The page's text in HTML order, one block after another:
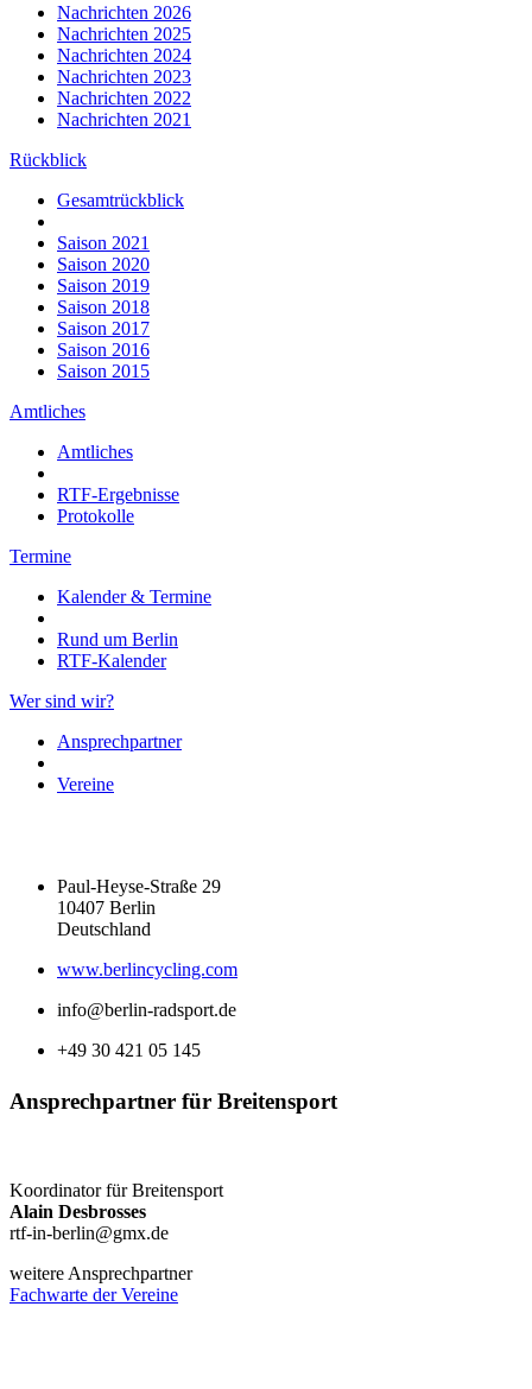
Nachrichten 2026
Nachrichten 2025
Nachrichten 2024
Nachrichten 2023
Nachrichten 2022
Nachrichten 2021
Rückblick
Gesamtrückblick
Saison 2021
Saison 2020
Saison 2019
Saison 2018
Saison 2017
Saison 2016
Saison 2015
Amtliches
Amtliches
RTF-Ergebnisse
Protokolle
Termine
Kalender & Termine
Rund um Berlin
RTF-Kalender
Wer sind wir?
Ansprechpartner
Vereine
Paul-Heyse-Straße 29
10407 Berlin
Deutschland
www.berlincycling.com
info@berlin-radsport.de
+49 30 421 05 145
Ansprechpartner für Breitensport
Koordinator für Breitensport
Alain Desbrosses
rtf-in-berlin@gmx.de
weitere Ansprechpartner
Fachwarte der Vereine